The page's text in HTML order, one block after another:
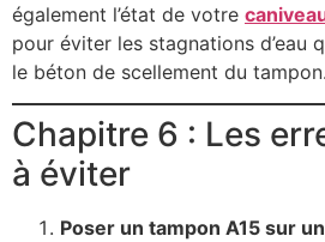
également l’état de votre
pour éviter les stagnations d’eau
le béton de scellement du tampon.
Chapitre 6 : Les
à éviter
Poser un tampon A15 sur